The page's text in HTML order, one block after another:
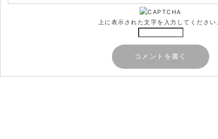
上に表示された文字を入力してください